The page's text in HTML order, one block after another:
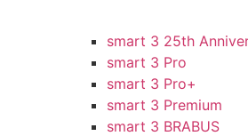
smart 3 25th
smart 3 Pro
smart 3 Pro+
smart 3 Premium
smart 3 BRABUS